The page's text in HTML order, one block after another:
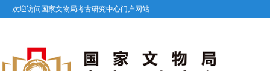
欢迎访问国家文物局考古研究中心门户网站